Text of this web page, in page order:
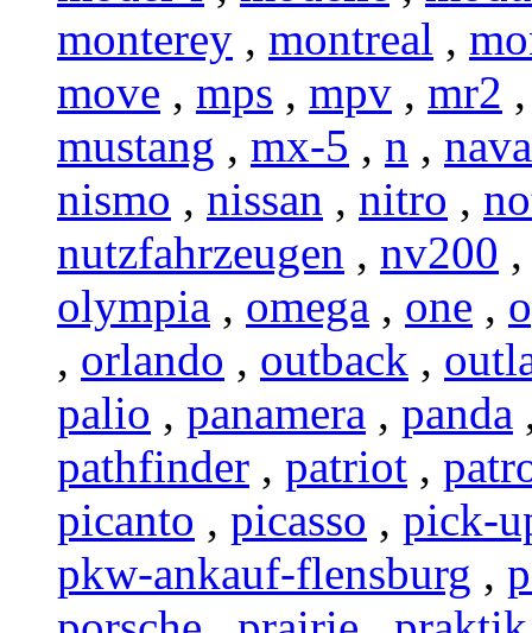
monterey , montreal ,
move , mps , mpv , mr2
mustang , mx-5 , n ,
nismo , nissan , nitro ,
nutzfahrzeugen , nv200
olympia , omega , one ,
, orlando , outback ,
palio , panamera , panda
pathfinder , patriot ,
picanto , picasso , pick-
pkw-ankauf-flensburg ,